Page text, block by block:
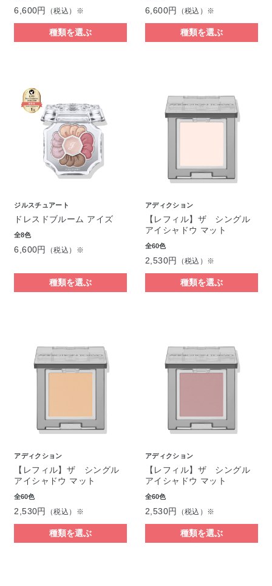
6,600円 （税込）※
種類を選ぶ
6,600円 （税込）※
種類を選ぶ
ジルスチュアート
ドレスドブルーム アイズ
全8色
6,600円 （税込）※
種類を選ぶ
アディクション
【レフィル】ザ シングル
アイシャドウ マット
全60色
2,530円 （税込）※
種類を選ぶ
アディクション
【レフィル】ザ シングル
アイシャドウ マット
全60色
2,530円 （税込）※
種類を選ぶ
アディクション
【レフィル】ザ シングル
アイシャドウ マット
全60色
2,530円 （税込）※
種類を選ぶ